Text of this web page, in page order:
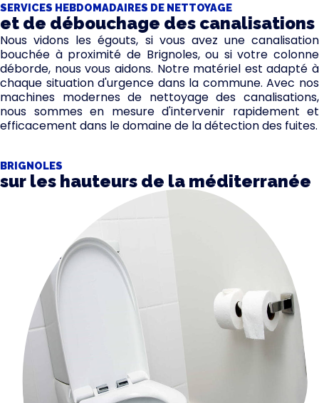
SERVICES HEBDOMADAIRES DE NETTOYAGE
et de débouchage des canalisations
Nous vidons les égouts, si vous avez une canalisation
bouchée à proximité de Brignoles, ou si votre colonne
déborde, nous vous aidons. Notre matériel est adapté à
chaque situation d'urgence dans la commune. Avec nos
machines modernes de nettoyage des canalisations,
nous sommes en mesure d'intervenir rapidement et
efficacement dans le domaine de la détection des fuites.
BRIGNOLES
sur les hauteurs de la méditerranée